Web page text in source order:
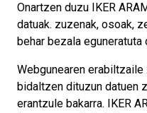
Onartzen duzu IKER
datuak. zuzenak, osoak,
behar bezala eguneratuta
Webgunearen
bidaltzen dituzun datuen
erantzule bakarra. IKER